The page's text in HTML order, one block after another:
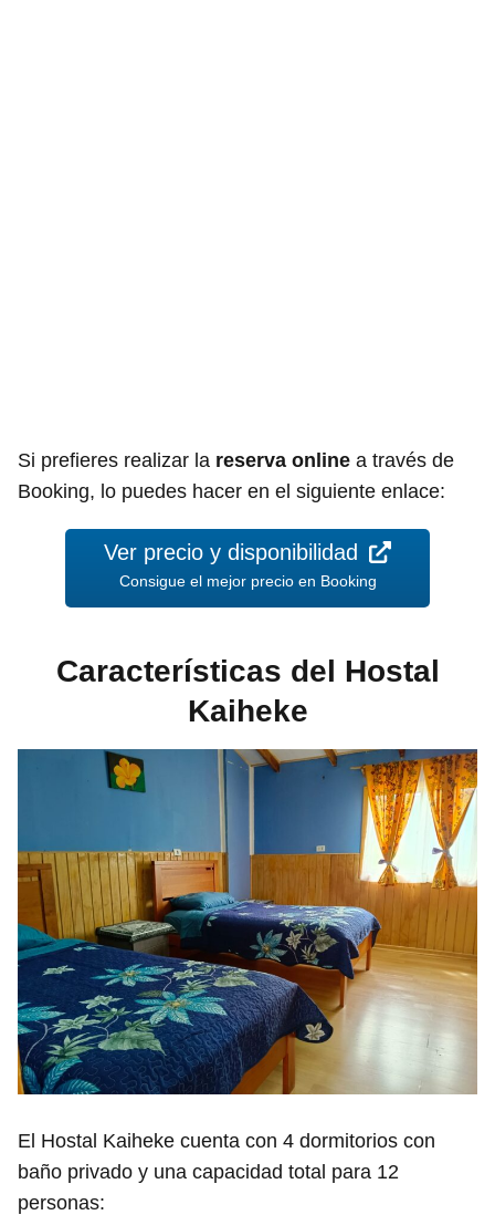
Si prefieres realizar la reserva online a través de
Booking, lo puedes hacer en el siguiente enlace:
Ver precio y disponibilidad
Consigue el mejor precio en Booking
Características del Hostal
Kaiheke
El Hostal Kaiheke cuenta con 4 dormitorios con
baño privado y una capacidad total para 12
personas: